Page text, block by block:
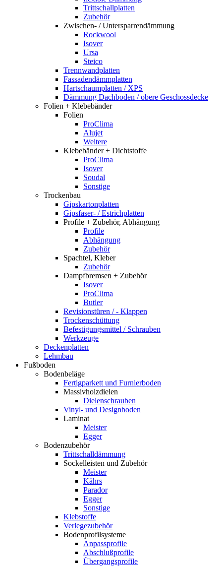
Trittschallplatten
Zubehör
Zwischen- / Untersparrendämmung
Rockwool
Isover
Ursa
Steico
Trennwandplatten
Fassadendämmplatten
Hartschaumplatten / XPS
Dämmung Dachboden / obere Geschossdecke
Folien + Klebebänder
Folien
ProClima
Alujet
Weitere
Klebebänder + Dichtstoffe
ProClima
Isover
Soudal
Sonstige
Trockenbau
Gipskartonplatten
Gipsfaser- / Estrichplatten
Profile + Zubehör, Abhängung
Profile
Abhängung
Zubehör
Spachtel, Kleber
Zubehör
Dampfbremsen + Zubehör
Isover
ProClima
Butler
Revisionstüren / - Klappen
Trockenschüttung
Befestigungsmittel / Schrauben
Werkzeuge
Deckenplatten
Lehmbau
Fußboden
Bodenbeläge
Fertigparkett und Furnierboden
Massivholzdielen
Dielenschrauben
Vinyl- und Designboden
Laminat
Meister
Egger
Bodenzubehör
Trittschalldämmung
Sockelleisten und Zubehör
Meister
Kährs
Parador
Egger
Sonstige
Klebstoffe
Verlegezubehör
Bodenprofilsysteme
Anpassprofile
Abschlußprofile
Übergangsprofile